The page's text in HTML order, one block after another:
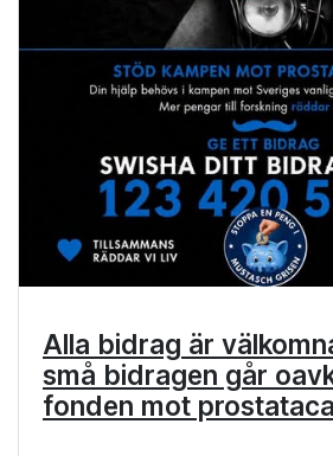
Alla bidrag är
små bidragen går
fonden mot